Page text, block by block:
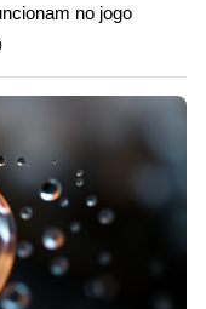
no jogo